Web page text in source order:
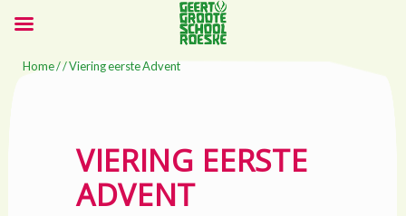
Home/ / Viering eerste Advent
VIERING EERSTE
ADVENT